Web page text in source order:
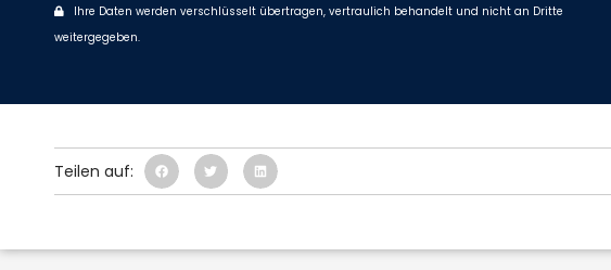
Ihre Daten werden verschlüsselt übertragen, vertraulich behandelt und nicht an Dritte
weitergegeben.
Teilen auf: